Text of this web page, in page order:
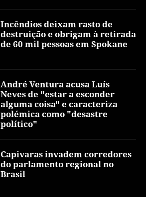
Incêndios deixam rasto de
destruição e obrigam à retirada
de 60 mil pessoas em Spokane
André Ventura acusa Luís
Neves de "estar a esconder
alguma coisa" e caracteriza
polémica como "desastre
político"
Capivaras invadem corredores
do parlamento regional no
Brasil